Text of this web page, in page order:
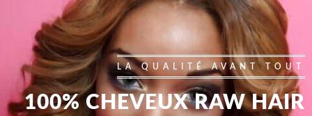
LA QUALITÉ AVANT TOUT
100% CHEVEUX RAW HAIR